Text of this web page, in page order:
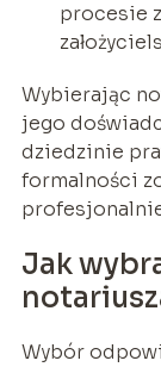
procesie
Wybierając
jego
dziedzinie
formalności
Jak
Wybór